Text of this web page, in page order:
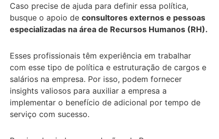
Caso precise de ajuda para definir essa política,
busque o apoio de consultores externos e pessoas
especializadas na área de Recursos Humanos (RH).
Esses profissionais têm experiência em trabalhar
com esse tipo de política e estruturação de cargos e
salários na empresa. Por isso, podem fornecer
insights valiosos para auxiliar a empresa a
implementar o benefício de adicional por tempo de
serviço com sucesso.